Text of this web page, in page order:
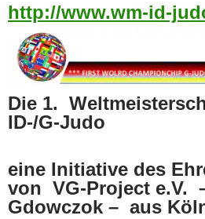
http://www.wm-id-
Die 1.
ID-/G-Judo
eine Initiative des
von VG-Project e.V.
Gdowczok – aus